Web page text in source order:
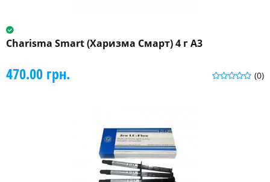
Charisma Smart (Харизма Смарт) 4 г A3
(0)
470.00 грн.